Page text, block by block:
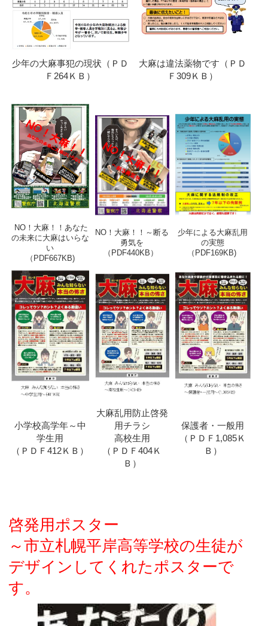
少年の大麻事犯の現状（ＰＤ
Ｆ264ＫＢ）
大麻は違法薬物です（ＰＤ
Ｆ309ＫＢ）
NO！大麻！！あなた
の未来に大麻はいらな
い
（PDF667KB)
NO！大麻！！～断る
勇気を
（PDF440KB）
少年による大麻乱用
の実態
（PDF169KB)
小学校高学年～中
学生用
（ＰＤＦ412ＫＢ）
大麻乱用防止啓発
用チラシ
高校生用
（ＰＤＦ404Ｋ
Ｂ）
保護者・一般用
（ＰＤＦ1,085Ｋ
Ｂ）
啓発用ポスター
～市立札幌平岸高等学校の生徒が
デザインしてくれたポスターで
す。